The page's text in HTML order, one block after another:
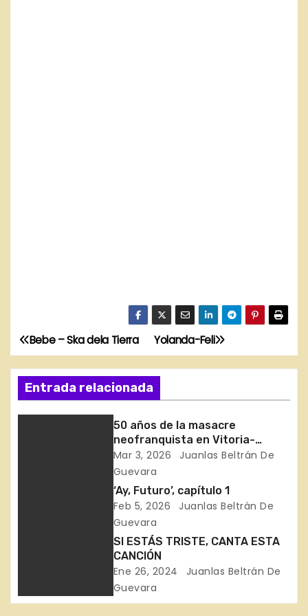
N
a
v
n
Yolanda-Feli
Bebe – Ska dela Tierra
Entrada relacionada
50 años de la masacre
neofranquista en Vitoria-
Gasteiz
Mar 3, 2026
Juanlas Beltrán De
Guevara
‘Ay, Futuro’, capítulo 1
Feb 5, 2026
Juanlas Beltrán De
Guevara
SI ESTÁS TRISTE, CANTA ESTA
CANCIÓN
Ene 26, 2024
Juanlas Beltrán De
Guevara